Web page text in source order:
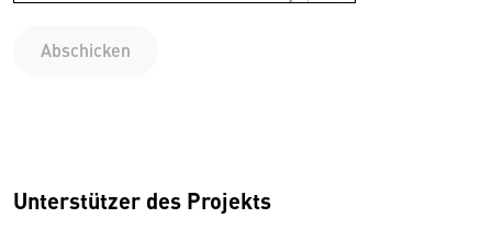
Abschicken
Unterstützer des Projekts